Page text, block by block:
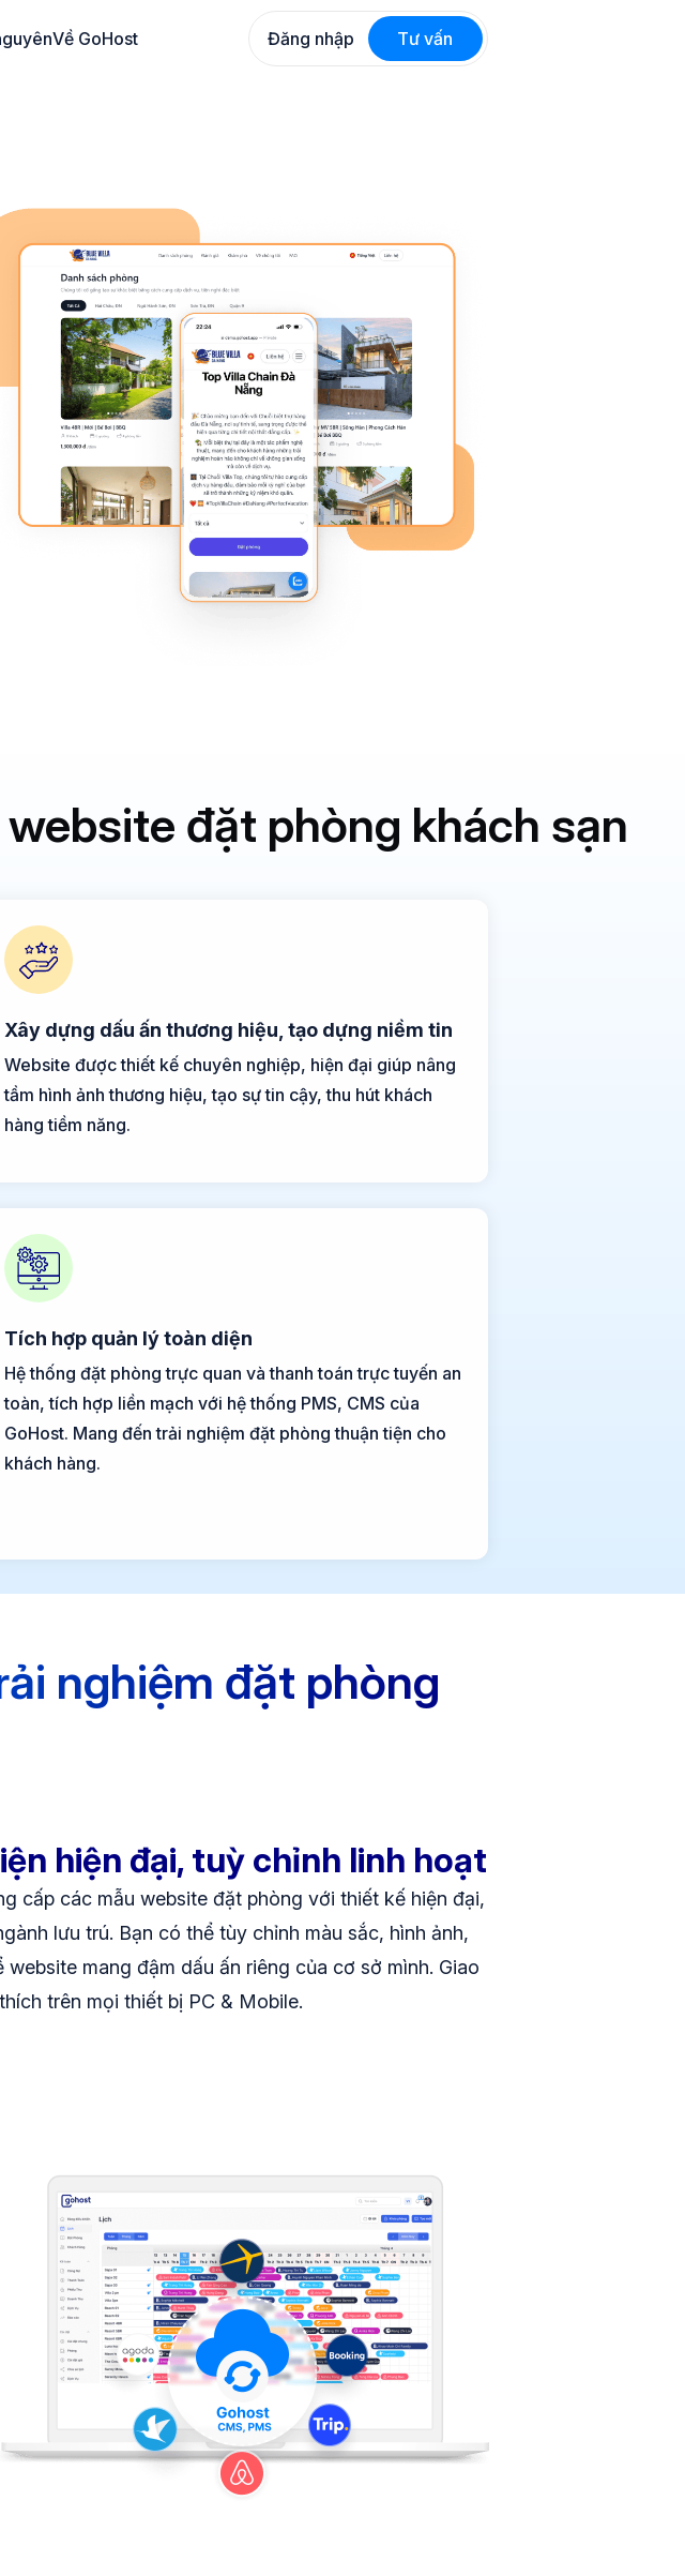
Về GoHost Đăng nhập Tư vấn
đặt phòng khách sạn
Xây dựng dấu ấn thương hiệu, tạo dựng niềm tin
Website được thiết kế chuyên nghiệp, hiện đại giúp nâng
tầm hình ảnh thương hiệu, tạo sự tin cậy, thu hút khách
hàng tiềm năng.
Tích hợp quản lý toàn diện
Hệ thống đặt phòng trực quan và thanh toán trực tuyến an
toàn, tích hợp liền mạch với hệ thống PMS, CMS của
GoHost. Mang đến trải nghiệm đặt phòng thuận tiện cho
khách hàng.
nghiệm đặt phòng
hiện đại, tuỳ chỉnh linh hoạt
cấp các mẫu website đặt phòng với thiết kế hiện đại,
lưu trú. Bạn có thể tùy chỉnh màu sắc, hình ảnh,
website mang đậm dấu ấn riêng của cơ sở mình. Giao
trên mọi thiết bị PC & Mobile.